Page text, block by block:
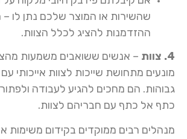
שהשירות או המוצר שלכם נתן לו –
ההזדמנות להציג לכלל הצוות.
4. צוות
– אנשים ששואבים משמעות
מונעים מתחושת שייכות לצוות אייכותי עם
גבוהות. הם מחכים להגיע לעבודה
כתף אל כתף עם חבריהם לצוות.
מנהלים רבים ממוקדים בקידום משימות